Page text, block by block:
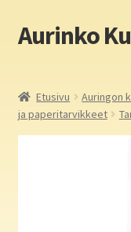
Siirry
navigointiin
Siirry
sisältöön
Aurinko
Yritys
Etusivu Auringon
ja paperitarvikkeet